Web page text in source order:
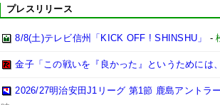
プレスリリース
8/8(土)テレビ信州「KICK OFF ! SHINSHU」 -
金子「この戦いを『良かった』というためには
2026/27明治安田J1リーグ 第1節 鹿島アントラ